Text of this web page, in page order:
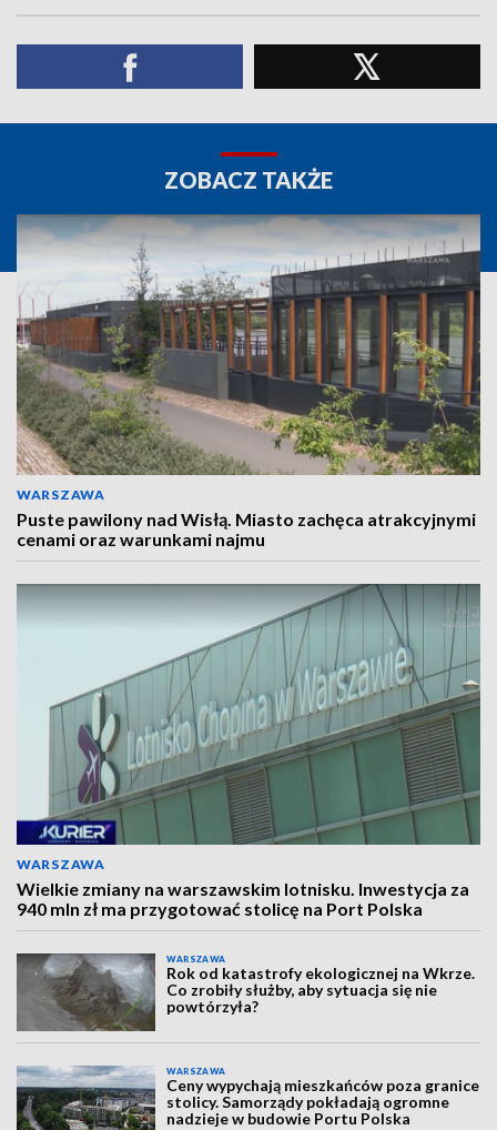
ZOBACZ TAKŻE
WARSZAWA
Puste pawilony nad Wisłą. Miasto zachęca atrakcyjnymi
cenami oraz warunkami najmu
WARSZAWA
Wielkie zmiany na warszawskim lotnisku. Inwestycja za
940 mln zł ma przygotować stolicę na Port Polska
WARSZAWA
Rok od katastrofy ekologicznej na Wkrze.
Co zrobiły służby, aby sytuacja się nie
powtórzyła?
WARSZAWA
Ceny wypychają mieszkańców poza granice
stolicy. Samorządy pokładają ogromne
nadzieje w budowie Portu Polska